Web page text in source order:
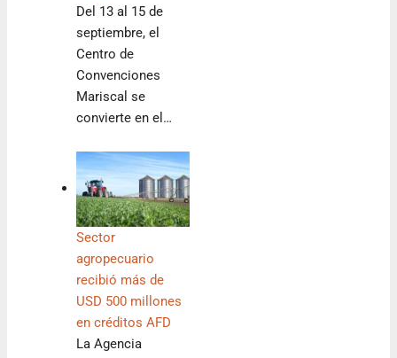
Del 13 al 15 de
septiembre, el
Centro de
Convenciones
Mariscal se
convierte en el…
Sector
agropecuario
recibió más de
USD 500 millones
en créditos AFD
La Agencia